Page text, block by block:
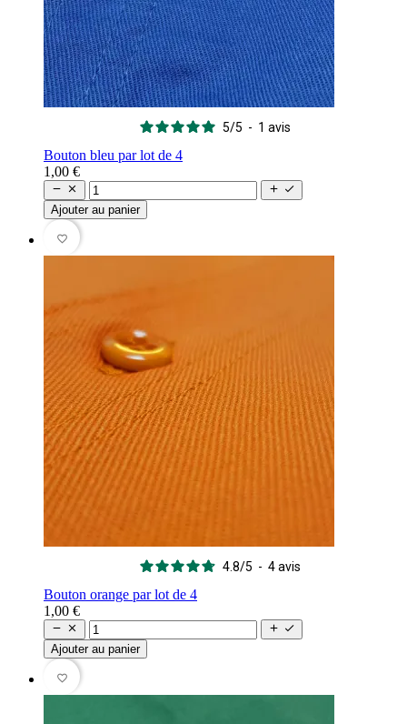
5/5 - 1 avis
Bouton bleu par lot de 4
1,00 €
   
Ajouter au panier
favorite_border
4.8/5 - 4avis
Bouton orange par lot de 4
1,00 €
   
Ajouter au panier
favorite_border